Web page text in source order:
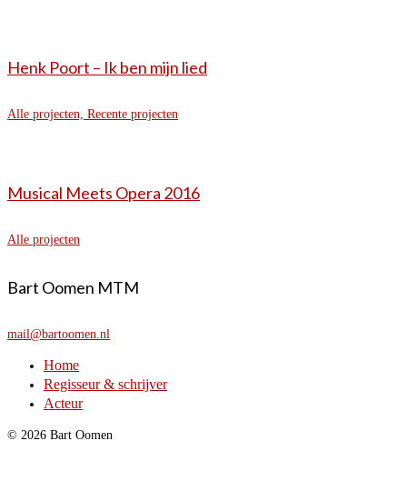
Henk Poort – Ik ben mijn lied
Alle projecten, Recente projecten
Musical Meets Opera 2016
Alle projecten
Bart Oomen MTM
mail@bartoomen.nl
Home
Regisseur & schrijver
Acteur
© 2026 Bart Oomen